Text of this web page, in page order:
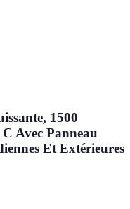
1500
Avec Panneau
Et Extérieures